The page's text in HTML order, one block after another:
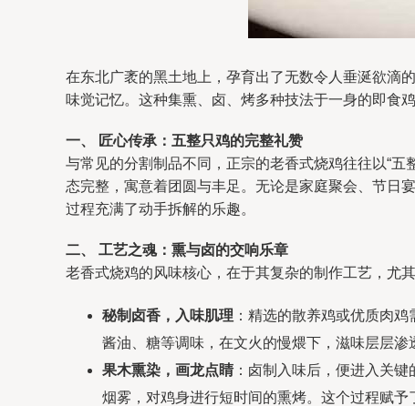
在东北广袤的黑土地上，孕育出了无数令人垂涎欲滴
味觉记忆。这种集熏、卤、烤多种技法于一身的即食
一、 匠心传承：五整只鸡的完整礼赞
与常见的分割制品不同，正宗的老香式烧鸡往往以“
态完整，寓意着团圆与丰足。无论是家庭聚会、节日
过程充满了动手拆解的乐趣。
二、 工艺之魂：熏与卤的交响乐章
老香式烧鸡的风味核心，在于其复杂的制作工艺，尤其
秘制卤香，入味肌理 ：精选的散养鸡或优质肉
酱油、糖等调味，在文火的慢煨下，滋味层层渗
果木熏染，画龙点睛：卤制入味后，便进入关键
烟雾，对鸡身进行短时间的熏烤。这个过程赋